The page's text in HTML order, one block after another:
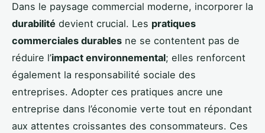
Dans le paysage commercial moderne, incorporer la
durabilité devient crucial. Les pratiques
commerciales durables ne se contentent pas de
réduire l’impact environnemental; elles renforcent
également la responsabilité sociale des
entreprises. Adopter ces pratiques ancre une
entreprise dans l’économie verte tout en répondant
aux attentes croissantes des consommateurs. Ces